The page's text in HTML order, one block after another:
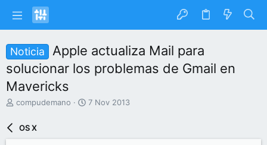
Noticia
Apple actualiza Mail para
solucionar los problemas de Gmail en
Mavericks
Icompudemano
F
7 Nov 2013
OS X